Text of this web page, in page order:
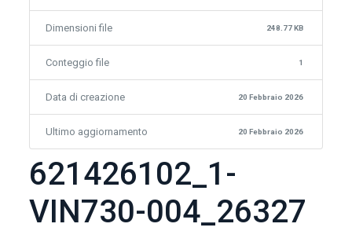
Dimensioni file 248.77 KB
Conteggio file 1
Data di creazione 20 Febbraio 2026
Ultimo aggiornamento 20 Febbraio 2026
621426102_1-
VIN730-004_26327